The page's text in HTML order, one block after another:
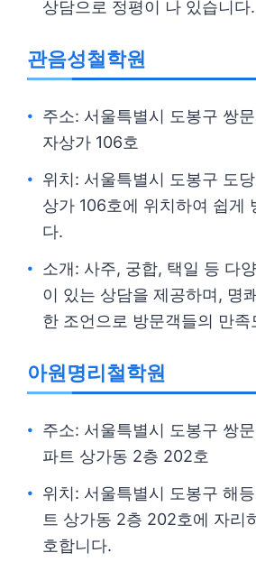
상담으로 정평이 나 있습니다.
관음성철학원
주소: 서울특별시 도봉구 쌍
자상가 106호
위치: 서울특별시 도봉구 도
상가 106호에 위치하여 쉽게
다.
소개: 사주, 궁합, 택일 등 다
이 있는 상담을 제공하며, 명
한 조언으로 방문객들의 만족
아원명리철학원
주소: 서울특별시 도봉구 쌍
파트 상가동 2층 202호
위치: 서울특별시 도봉구 해
트 상가동 2층 202호에 자리
호합니다.